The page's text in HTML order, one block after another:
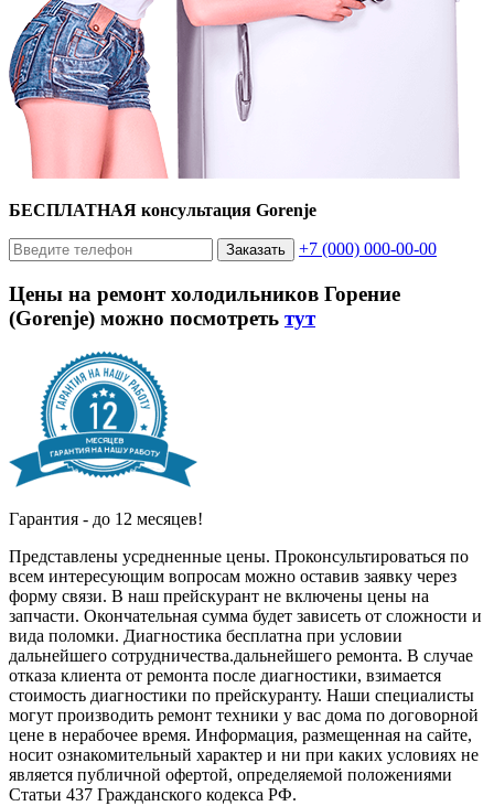
БЕСПЛАТНАЯ консультация Gorenje
Заказать +7 (000) 000-00-00
Цены на ремонт холодильников Горение
(Gorenje) можно посмотреть тут
Гарантия - до 12 месяцев!
Представлены усредненные цены. Проконсультироваться по
всем интересующим вопросам можно оставив заявку через
форму связи. В наш прейскурант не включены цены на
запчасти. Окончательная сумма будет зависеть от сложности и
вида поломки. Диагностика бесплатна при условии
дальнейшего сотрудничества.дальнейшего ремонта. В случае
отказа клиента от ремонта после диагностики, взимается
стоимость диагностики по прейскуранту. Наши специалисты
могут производить ремонт техники у вас дома по договорной
цене в нерабочее время. Информация, размещенная на сайте,
носит ознакомительный характер и ни при каких условиях не
является публичной офертой, определяемой положениями
Статьи 437 Гражданского кодекса РФ.